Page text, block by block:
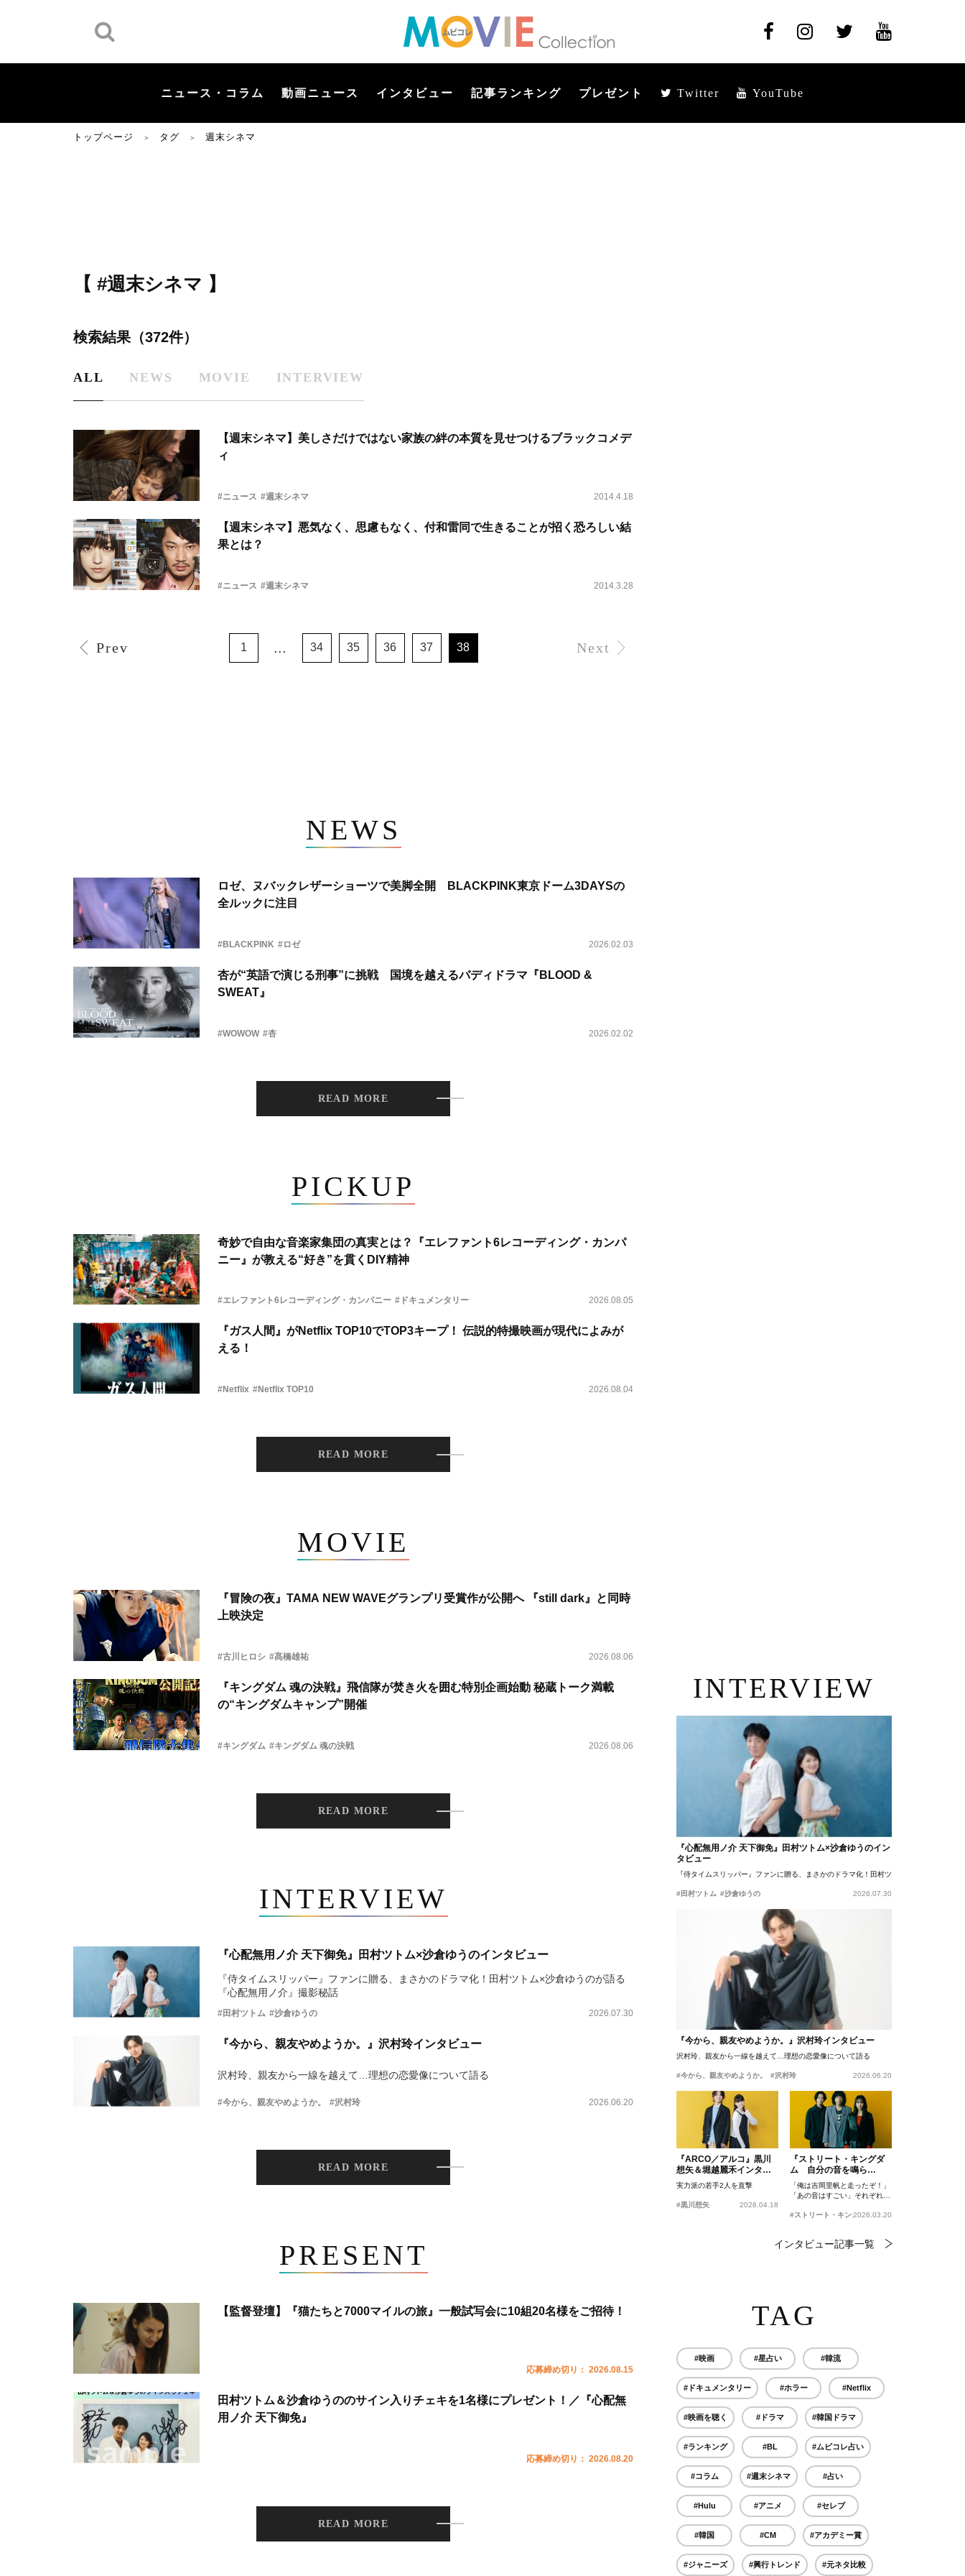
ニュース・コラム 動画ニュース インタビュー 記事ランキング プレゼント Twitter YouTube
トップページ ＞ タグ ＞ 週末シネマ
【 #週末シネマ 】
検索結果（372件）
ALL NEWS MOVIE INTERVIEW
【週末シネマ】美しさだけではない家族の絆の本質を見せつけるブラックコメデ
ィ
#ニュース #週末シネマ 2014.4.18
【週末シネマ】悪気なく、思慮もなく、付和雷同で生きることが招く恐ろしい結
果とは？
#ニュース #週末シネマ 2014.3.28
Prev 1 ... 34 35 36 37 38 Next
NEWS
ロゼ、ヌバックレザーショーツで美脚全開 BLACKPINK東京ドーム3DAYSの
全ルックに注目
#BLACKPINK #ロゼ 2026.02.03
杏が“英語で演じる刑事”に挑戦 国境を越えるバディドラマ『BLOOD &
SWEAT』
#WOWOW #杏 2026.02.02
READ MORE
PICKUP
奇妙で自由な音楽家集団の真実とは？『エレファント6レコーディング・カンパ
ニー』が教える“好き”を貫くDIY精神
#エレファント6レコーディング・カンパニー #ドキュメンタリー 2026.08.05
『ガス人間』がNetflix TOP10でTOP3キープ！ 伝説的特撮映画が現代によみが
える！
#Netflix #Netflix TOP10 2026.08.04
READ MORE
MOVIE
『冒険の夜』TAMA NEW WAVEグランプリ受賞作が公開へ 『still dark』と同時
上映決定
#古川ヒロシ #髙橋雄祐 2026.08.06
『キングダム 魂の決戦』飛信隊が焚き火を囲む特別企画始動 秘蔵トーク満載
の“キングダムキャンプ”開催
#キングダム #キングダム 魂の決戦 2026.08.06
READ MORE
INTERVIEW
『心配無用ノ介 天下御免』田村ツトム×沙倉ゆうのインタビュー
『侍タイムスリッパー』ファンに贈る、まさかのドラマ化！田村ツトム×沙倉ゆうのが語る
『心配無用ノ介』撮影秘話
#田村ツトム #沙倉ゆうの 2026.07.30
『今から、親友やめようか。』沢村玲インタビュー
沢村玲、親友から一線を越えて…理想の恋愛像について語る
#今から、親友やめようか。 #沢村玲 2026.06.20
READ MORE
PRESENT
【監督登壇】『猫たちと7000マイルの旅』一般試写会に10組20名様をご招待！
応募締め切り： 2026.08.15
田村ツトム＆沙倉ゆうののサイン入りチェキを1名様にプレゼント！／『心配無
用ノ介 天下御免』
応募締め切り： 2026.08.20
READ MORE
INTERVIEW
『心配無用ノ介 天下御免』田村ツトム×沙倉ゆうのイン
タビュー
『侍タイムスリッパー』ファンに贈る、まさかのドラマ化！田村ツトム×沙倉ゆうのが語
#田村ツトム #沙倉ゆうの 2026.07.30
『今から、親友やめようか。』沢村玲インタビュー
沢村玲、親友から一線を越えて…理想の恋愛像について語る
#今から、親友やめようか。 #沢村玲 2026.06.20
『ARCO／アルコ』黒川
想矢＆堀越麗禾インタビ
ュー
実力派の若手2人を直撃
#黒川想矢 2026.04.18
『ストリート・キングダ
ム 自分の音を鳴ら
せ。』峯田和伸、若葉竜
也、吉岡里帆インタビュ
ー
「俺は吉岡里帆と走ったぞ！」
「あの音はすごい」それぞれの
#ストリート・キングダム 自分の音を鳴らせ。
2026.03.20
インタビュー記事一覧
TAG
#映画 #星占い #韓流
#ドキュメンタリー #ホラー #Netflix
#映画を聴く #ドラマ #韓国ドラマ
#ランキング #BL #ムビコレ占い
#コラム #週末シネマ #占い
#Hulu #アニメ #セレブ
#韓国 #CM #アカデミー賞
#ジャニーズ #興行トレンド #元ネタ比較